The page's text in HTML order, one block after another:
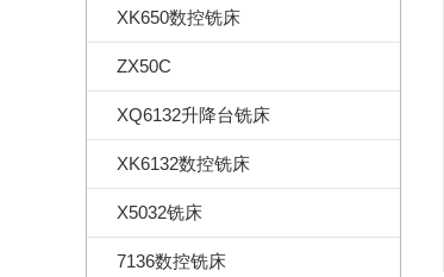
XK650数控铣床
ZX50C
XQ6132升降台铣床
XK6132数控铣床
X5032铣床
7136数控铣床